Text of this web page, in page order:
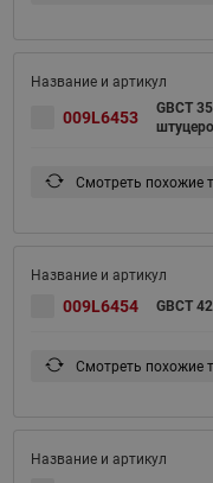
009L6453
GBCT
Смотреть похожие
009L6454 GBCT
Смотреть похожие